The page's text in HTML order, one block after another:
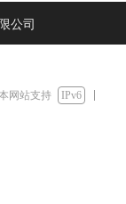
公司
网站支持
IPv6